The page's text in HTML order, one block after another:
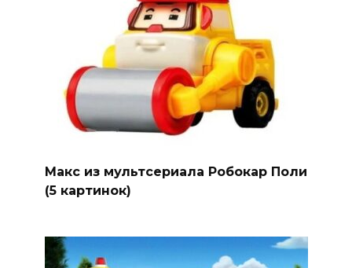
Макс из мультсериала Робокар Поли
(5 картинок)